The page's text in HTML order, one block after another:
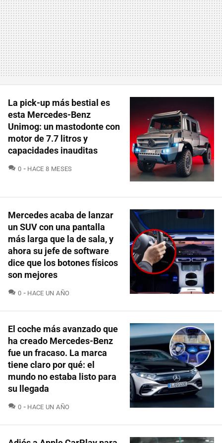
La pick-up más bestial es
esta Mercedes-Benz
Unimog: un mastodonte con
motor de 7.7 litros y
capacidades inauditas
0 COMENTARIOS
HACE 8 MESES
Mercedes acaba de lanzar
un SUV con una pantalla
más larga que la de sala, y
ahora su jefe de software
dice que los botones físicos
son mejores
0 COMENTARIOS
HACE UN AÑO
El coche más avanzado que
ha creado Mercedes-Benz
fue un fracaso. La marca
tiene claro por qué: el
mundo no estaba listo para
su llegada
0 COMENTARIOS
HACE UN AÑO